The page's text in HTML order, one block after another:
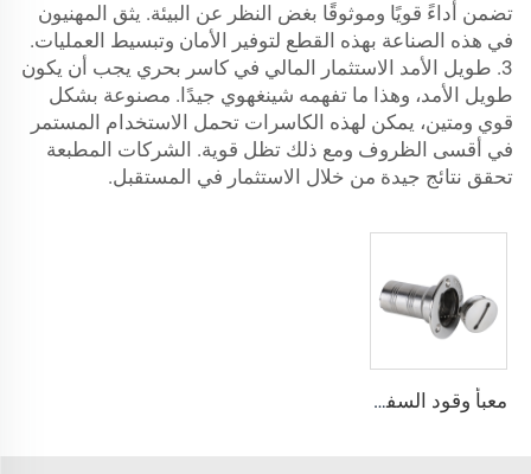
تضمن أداءً قويًا وموثوقًا بغض النظر عن البيئة. يثق المهنيون
في هذه الصناعة بهذه القطع لتوفير الأمان وتبسيط العمليات.
3. طويل الأمد الاستثمار المالي في كاسر بحري يجب أن يكون
طويل الأمد، وهذا ما تفهمه شينغهوي جيدًا. مصنوعة بشكل
قوي ومتين، يمكن لهذه الكاسرات تحمل الاستخدام المستمر
في أقسى الظروف ومع ذلك تظل قوية. الشركات المطبعة
تحقق نتائج جيدة من خلال الاستثمار في المستقبل.
معبأ وقود السفينة من الفولاذ المقاوم للصدأ البحري 316 مع مفتاح